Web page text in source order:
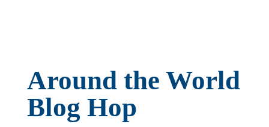
Around the World
Blog Hop